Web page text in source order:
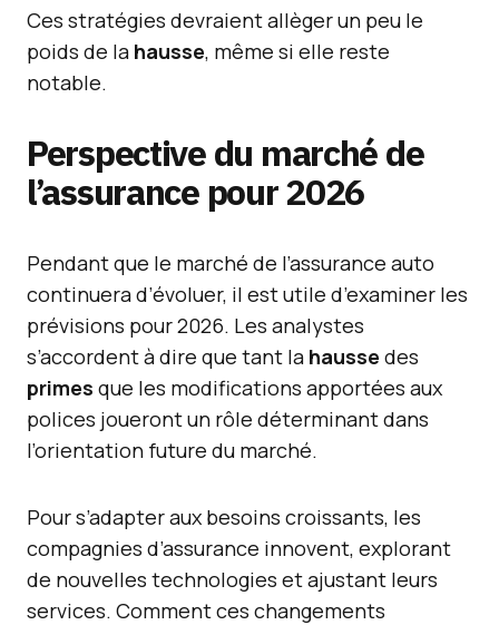
Ces stratégies devraient allèger un peu le
poids de la hausse, même si elle reste
notable.
Perspective du marché de
l’assurance pour 2026
Pendant que le marché de l’assurance auto
continuera d’évoluer, il est utile d’examiner les
prévisions pour 2026. Les analystes
s’accordent à dire que tant la hausse des
primes que les modifications apportées aux
polices joueront un rôle déterminant dans
l’orientation future du marché.
Pour s’adapter aux besoins croissants, les
compagnies d’assurance innovent, explorant
de nouvelles technologies et ajustant leurs
services. Comment ces changements